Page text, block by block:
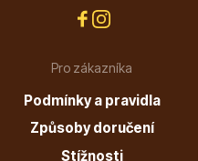
Dekorace
Pro zákazníka
Podmínky a pravidla
Způsoby doručení
Stížnosti